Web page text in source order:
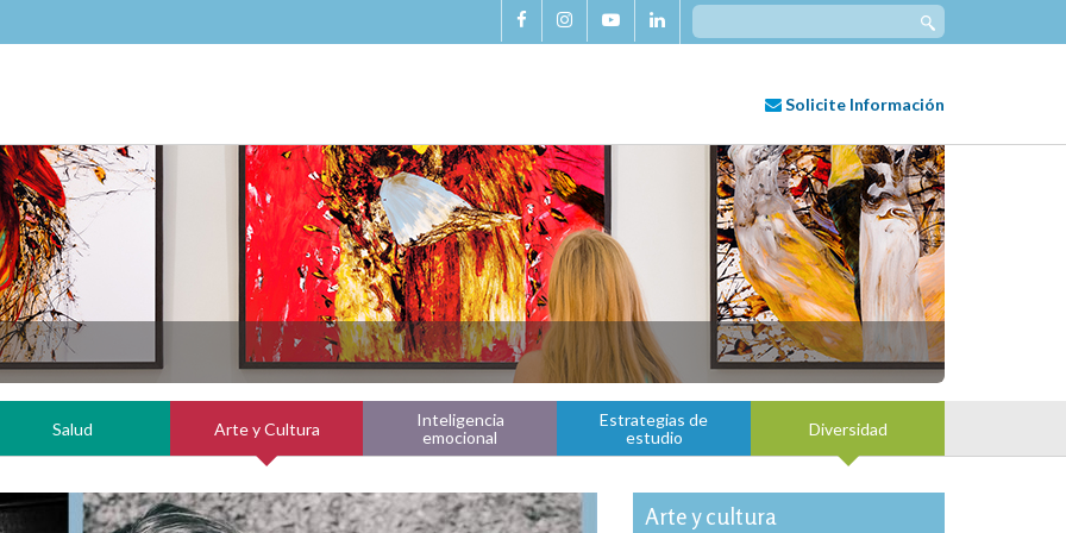
Search
for:
Solicite Información
Salud Arte y Cultura
Inteligencia
emocional
Estrategias de
estudio
Diversidad
Arte y cultura